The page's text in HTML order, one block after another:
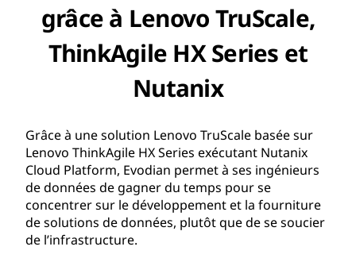
grâce à Lenovo TruScale,
ThinkAgile HX Series et
Nutanix
Grâce à une solution Lenovo TruScale basée sur
Lenovo ThinkAgile HX Series exécutant Nutanix
Cloud Platform, Evodian permet à ses ingénieurs
de données de gagner du temps pour se
concentrer sur le développement et la fourniture
de solutions de données, plutôt que de se soucier
de l’infrastructure.